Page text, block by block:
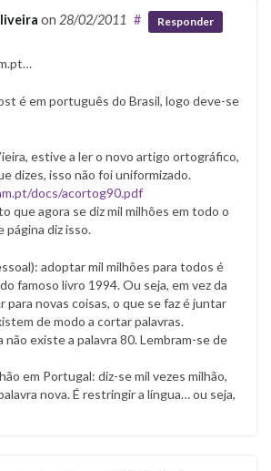
on 28/02/2011 # Responder
é em português do Brasil, logo deve-se
estive a ler o novo artigo ortográfico,
dizes, isso não foi uniformizado.
docs/acortog90.pdf
que agora se diz mil milhões em todo o
página diz isso.
adoptar mil milhões para todos é
famoso livro 1994. Ou seja, em vez da
para novas coisas, o que se faz é juntar
de modo a cortar palavras.
não existe a palavra 80. Lembram-se de
em Portugal: diz-se mil vezes milhão,
nova. É restringir a língua… ou seja,